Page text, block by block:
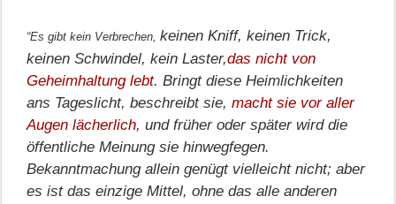
“Es gibt kein Verbrechen, keinen Kniff, keinen Trick,
keinen Schwindel, kein Laster,das nicht von
Geheimhaltung lebt. Bringt diese Heimlichkeiten
ans Tageslicht, beschreibt sie, macht sie vor aller
Augen lächerlich, und früher oder später wird die
öffentliche Meinung sie hinwegfegen.
Bekanntmachung allein genügt vielleicht nicht; aber
es ist das einzige Mittel, ohne das alle anderen